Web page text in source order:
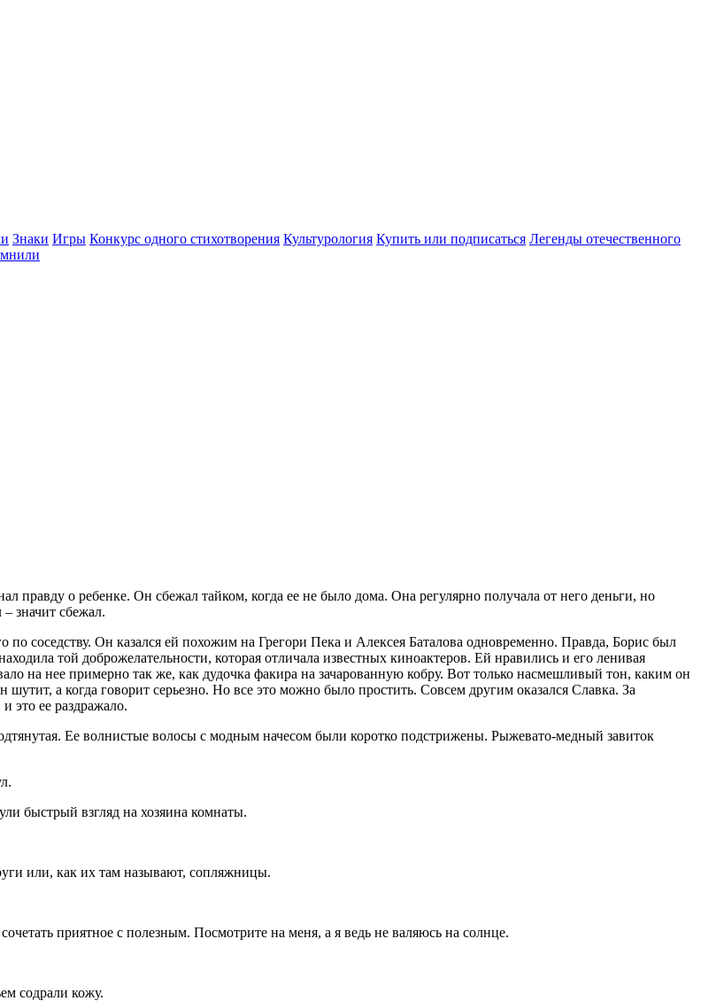
Знаки Игры Конкурс одного стихотворения Культурология Купить или подписаться Легенды отечественного
правду о ребенке. Он сбежал тайком, когда ее не было дома. Она регулярно получала от него деньги, но
значит сбежал.
соседству. Он казался ей похожим на Грегори Пека и Алексея Баталова одновременно. Правда, Борис был
той доброжелательности, которая отличала известных киноактеров. Ей нравились и его ленивая
на нее примерно так же, как дудочка факира на зачарованную кобру. Вот только насмешливый тон, каким он
а когда говорит серьезно. Но все это можно было простить. Совсем другим оказался Славка. За
это ее раздражало.
Ее волнистые волосы с модным начесом были коротко подстрижены. Рыжевато-медный завиток
быстрый взгляд на хозяина комнаты.
или, как их там называют, сопляжницы.
приятное с полезным. Посмотрите на меня, а я ведь не валяюсь на солнце.
содрали кожу.